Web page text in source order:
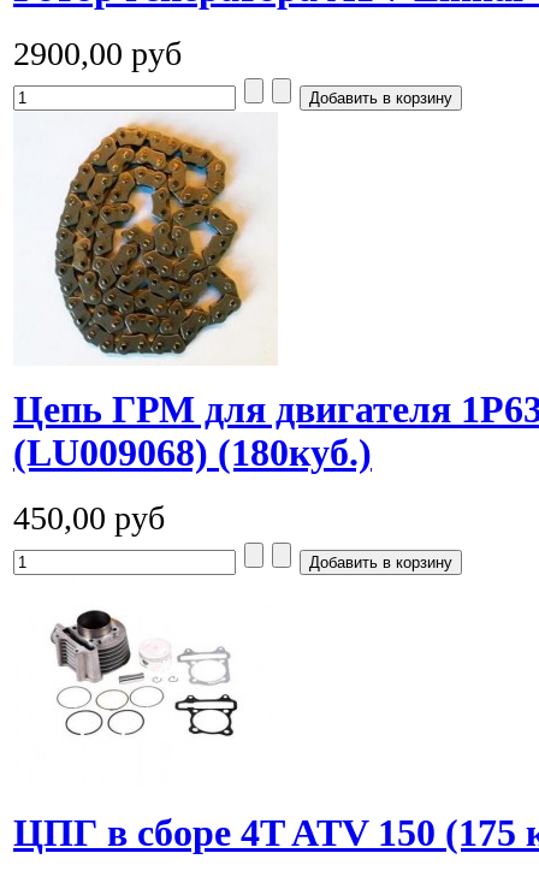
2900,00 руб
Цепь ГРМ для двигателя
(LU009068) (180куб.)
450,00 руб
ЦПГ в сборе 4T ATV 150 (175